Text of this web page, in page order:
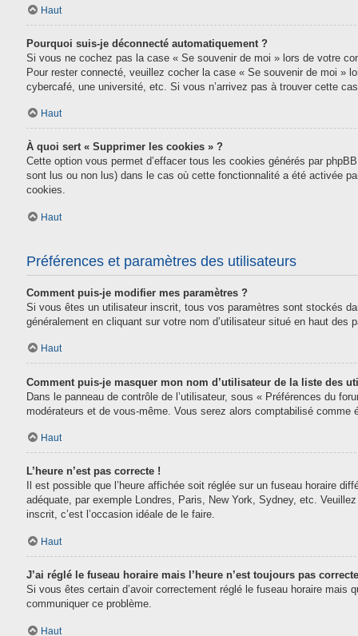
Haut
Pourquoi suis-je déconnecté automatiquement ?
Si vous ne cochez pas la case « Se souvenir de moi » lors de votre
Pour rester connecté, veuillez cocher la case « Se souvenir de moi »
cybercafé, une université, etc. Si vous n’arrivez pas à trouver cette
Haut
À quoi sert « Supprimer les cookies » ?
Cette option vous permet d’effacer tous les cookies générés par
sont lus ou non lus) dans le cas où cette fonctionnalité a été activée
cookies.
Haut
Préférences et paramètres des utilisateurs
Comment puis-je modifier mes paramètres ?
Si vous êtes un utilisateur inscrit, tous vos paramètres sont stockés
généralement en cliquant sur votre nom d’utilisateur situé en haut
Haut
Comment puis-je masquer mon nom d’utilisateur de la liste des
Dans le panneau de contrôle de l’utilisateur, sous « Préférences du
modérateurs et de vous-même. Vous serez alors comptabilisé comme
Haut
L’heure n’est pas correcte !
Il est possible que l’heure affichée soit réglée sur un fuseau horaire
adéquate, par exemple Londres, Paris, New York, Sydney, etc.
inscrit, c’est l’occasion idéale de le faire.
Haut
J’ai réglé le fuseau horaire mais l’heure n’est toujours pas
Si vous êtes certain d’avoir correctement réglé le fuseau horaire mais
communiquer ce problème.
Haut